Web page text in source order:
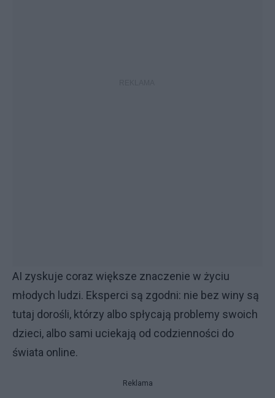
AI zyskuje coraz większe znaczenie w życiu
młodych ludzi. Eksperci są zgodni: nie bez winy są
tutaj dorośli, którzy albo spłycają problemy swoich
dzieci, albo sami uciekają od codzienności do
świata online.
Reklama